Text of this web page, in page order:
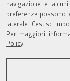
navigazione e
preferenze possono
laterale "Gestisci
Per maggiori
Policy
Pubblicità
Area